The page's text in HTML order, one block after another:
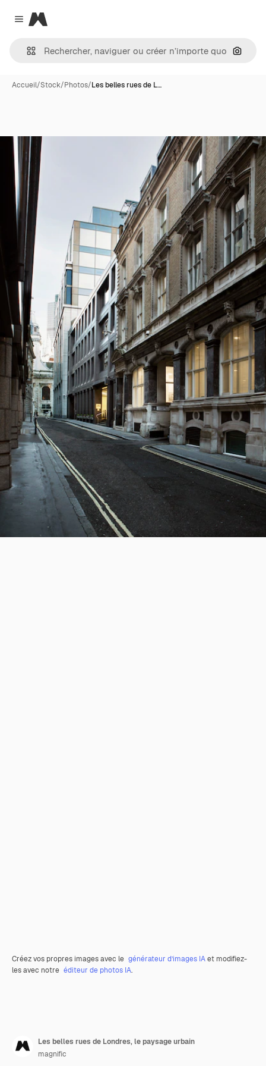
Close menu
Magnific
Accueil/Stock/Photos/Les belles rues de L…
Créez vos propres images avec le générateur d’images IAet modifiez-
les avec notre éditeur de photos IA.
Les belles rues de Londres, le paysage urbain
magnific